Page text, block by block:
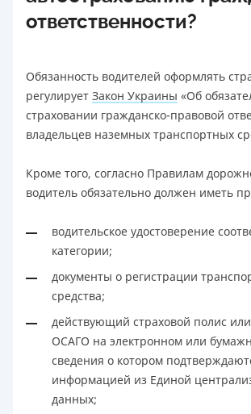
ответственности?
Обязанность водителей оформлять
регулирует Закон Украины «Об
страховании гражданско-правовой
владельцев наземных транспортных
Кроме того, согласно Правилам
водитель обязательно должен иметь
водительское удостоверение
категории;
документы о регистрации
средства;
действующий страховой полис
ОСАГО на электронном или
сведения о котором
информацией из Единой
данных;